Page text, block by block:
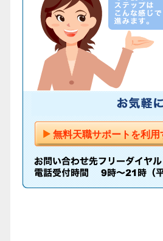
無料天職サポートを利用